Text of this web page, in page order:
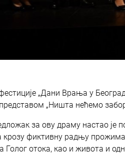
„Дани Врања у
„Ништа нећемо
за ову драму настао
крозу фиктивну радњу
отока, као и живота и